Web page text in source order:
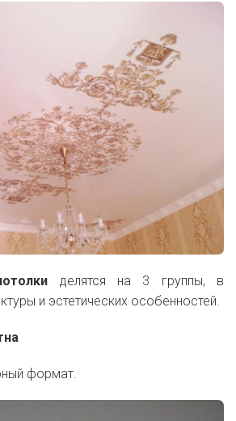
делятся на 3 группы, в
и эстетических особенностей.
формат.